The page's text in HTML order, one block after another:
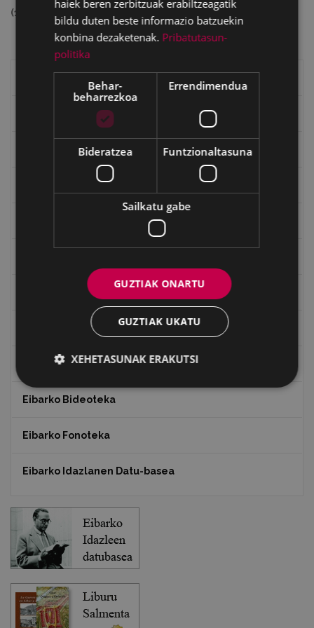
(14730124 bytes)
"Eibar" rebista sarean
Goi Argi aldizkaria
"Gure Herria" aldizkaria
Txostenak eta dokumentuak
EXFIBAR
Eibarko Bideoteka
Eibarko Fonoteka
Eibarko Idazlanen Datu-basea
haiek beren zerbitzuak erabiltzeagatik
bildu duten beste informazio batzuekin
konbina dezaketenak. Pribatutasun-
politika
Behar-
beharrezkoa
Errendimendua
Bideratzea Funtzionaltasuna
Sailkatu gabe
GUZTIAK ONARTU
GUZTIAK UKATU
XEHETASUNAK ERAKUTSI